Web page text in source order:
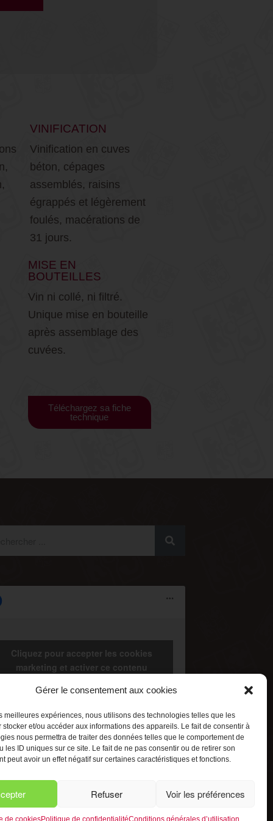
Gérer le consentement aux cookies
meilleures expériences, nous utilisons des technologies telles que les
stocker et/ou accéder aux informations des appareils. Le fait de consentir à
nous permettra de traiter des données telles que le comportement de
les ID uniques sur ce site. Le fait de ne pas consentir ou de retirer son
peut avoir un effet négatif sur certaines caractéristiques et fonctions.
Refuser Voir les préférences
de cookiesPolitique de confidentialitéConditions générales d’utilisation
VINIFICATION
Vinification en cuves
béton, cépages
assemblés, raisins
égrappés et légèrement
foulés, macérations de
31 jours.
MISE EN
BOUTEILLES
Vin ni collé, ni filtré.
Unique mise en bouteille
après assemblage des
cuvées.
Téléchargez sa fiche
technique
Cliquez pour accepter les cookies
marketing et activer ce contenu